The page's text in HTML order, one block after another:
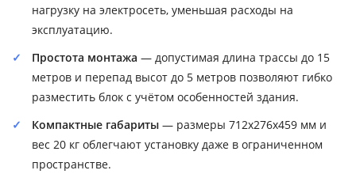
нагрузку на электросеть, уменьшая расходы на
эксплуатацию.
Простота монтажа — допустимая длина трассы до 15
метров и перепад высот до 5 метров позволяют гибко
разместить блок с учётом особенностей здания.
Компактные габариты — размеры 712x276x459 мм и
вес 20 кг облегчают установку даже в ограниченном
пространстве.